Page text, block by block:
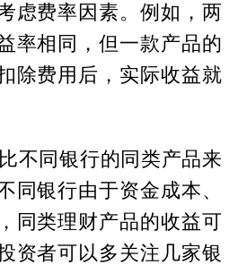
虑费率因素。例如，两
率相同，但一款产品的
除费用后，实际收益就
不同银行的同类产品来
同银行由于资金成本、
同类理财产品的收益可
资者可以多关注几家银